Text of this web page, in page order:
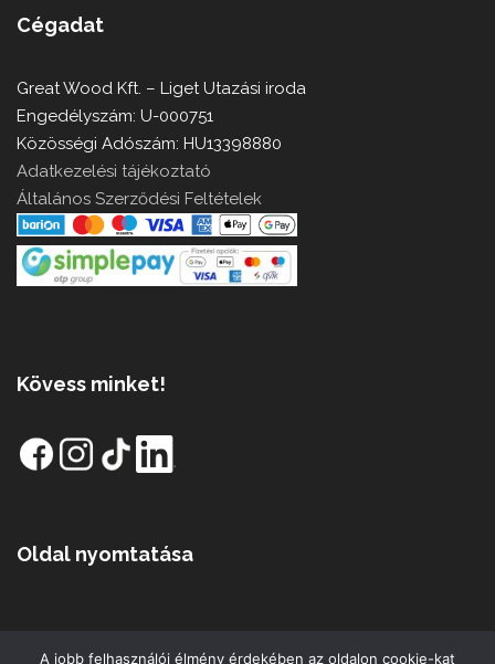
Cégadat
Great Wood Kft. – Liget Utazási iroda
Engedélyszám: U-000751
Közösségi Adószám: HU13398880
Adatkezelési tájékoztató
Általános Szerződési Feltételek
Kövess minket!
Oldal nyomtatása
A jobb felhasználói élmény érdekében az oldalon cookie-kat